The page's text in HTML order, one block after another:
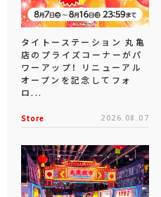
タイトーステーション 丸亀
店のプライズコーナーがパ
ワーアップ！ リニューアル
オープンを記念してフォ
ロ...
Store 2026.08.07